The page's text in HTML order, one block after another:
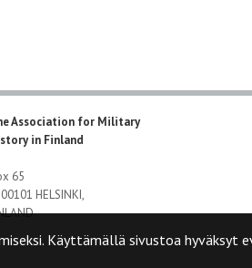
Association for Military
in Finland
65
HELSINKI,
Käyttämällä sivustoa hyväksyt